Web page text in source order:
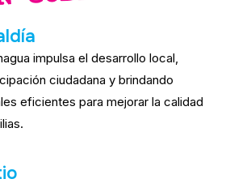
impulsa el desarrollo local,
ciudadana y brindando
eficientes para mejorar la calidad